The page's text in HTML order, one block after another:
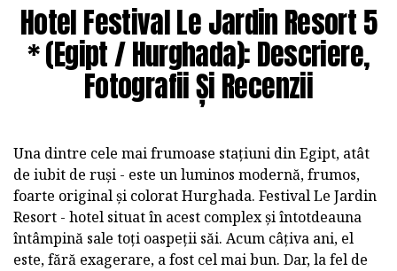
Hotel Festival Le Jardin Resort 5
* (Egipt / Hurghada): Descriere,
Fotografii Și Recenzii
Una dintre cele mai frumoase stațiuni din Egipt, atât
de iubit de ruși - este un luminos modernă, frumos,
foarte original și colorat Hurghada. Festival Le Jardin
Resort - hotel situat în acest complex și întotdeauna
întâmpină sale toți oaspeții săi. Acum câțiva ani, el
este, fără exagerare, a fost cel mai bun. Dar, la fel de